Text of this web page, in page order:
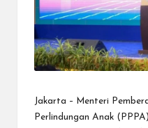
Jakarta – Menteri
Perlindungan Anak